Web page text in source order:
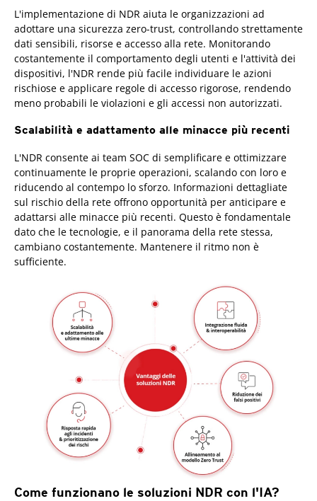
L'implementazione di NDR aiuta le organizzazioni ad
adottare una sicurezza zero-trust, controllando strettamente
dati sensibili, risorse e accesso alla rete. Monitorando
costantemente il comportamento degli utenti e l'attività dei
dispositivi, l'NDR rende più facile individuare le azioni
rischiose e applicare regole di accesso rigorose, rendendo
meno probabili le violazioni e gli accessi non autorizzati.
Scalabilità e adattamento alle minacce più recenti
L'NDR consente ai team SOC di semplificare e ottimizzare
continuamente le proprie operazioni, scalando con loro e
riducendo al contempo lo sforzo. Informazioni dettagliate
sul rischio della rete offrono opportunità per anticipare e
adattarsi alle minacce più recenti. Questo è fondamentale
dato che le tecnologie, e il panorama della rete stessa,
cambiano costantemente. Mantenere il ritmo non è
sufficiente.
Come funzionano le soluzioni NDR con l'IA?